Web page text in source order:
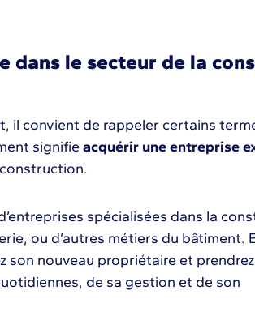
dans le secteur de la
il convient de rappeler certains
signifie acquérir une entreprise
spécialisées dans la
ou d’autres métiers du bâtiment.
son nouveau propriétaire et
de sa gestion et de son